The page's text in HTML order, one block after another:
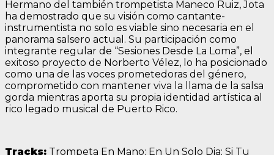
Hermano del también trompetista Maneco Ruiz, Jota
ha demostrado que su visión como cantante-
instrumentista no solo es viable sino necesaria en el
panorama salsero actual. Su participación como
integrante regular de “Sesiones Desde La Loma”, el
exitoso proyecto de Norberto Vélez, lo ha posicionado
como una de las voces prometedoras del género,
comprometido con mantener viva la llama de la salsa
gorda mientras aporta su propia identidad artística al
rico legado musical de Puerto Rico.
Tracks: Trompeta En Mano; En Un Solo Dia; Si Tu